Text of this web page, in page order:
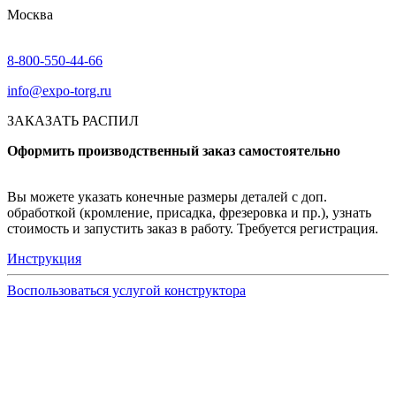
Москва
8-800-550-44-66
info@expo-torg.ru
ЗАКАЗАТЬ РАСПИЛ
Оформить производственный заказ самостоятельно
Вы можете указать конечные размеры деталей с доп.
обработкой (кромление, присадка, фрезеровка и пр.), узнать
стоимость и запустить заказ в работу. Требуется регистрация.
Инструкция
Воспользоваться услугой конструктора